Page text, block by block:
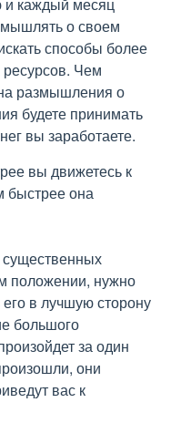
о своем
способы более
Чем
размышления о
будете принимать
вы заработаете.
вы движетесь к
быстрее она
существенных
положении, нужно
в лучшую сторону
большого
за один
они
вас к